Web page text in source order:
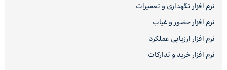
نرم افزار نگهداری و تعمیرات
نرم افزار حضور و غیاب
نرم افزار ارزیابی عملکرد
نرم افزار خرید و تدارکات